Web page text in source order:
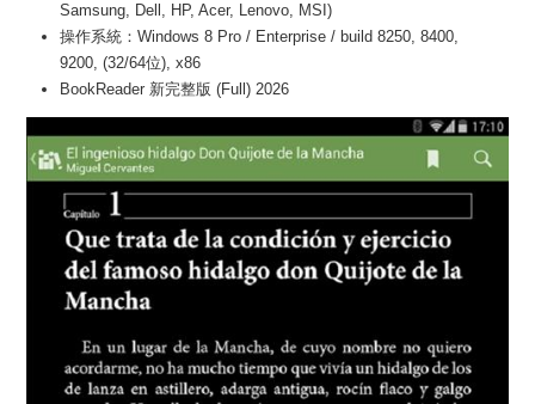
Samsung, Dell, HP, Acer, Lenovo, MSI)
操作系統：Windows 8 Pro / Enterprise / build 8250, 8400,
9200, (32/64位), x86
BookReader 新完整版 (Full) 2026